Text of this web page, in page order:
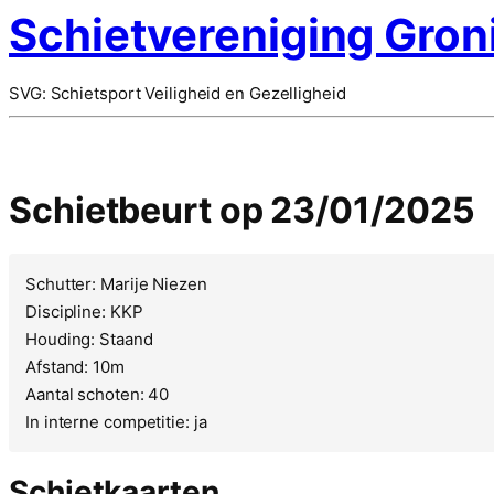
Schietvereniging
SVG: Schietsport Veiligheid en Gezelligheid
Schietbeurt op 23/01/2025
Schutter: Marije Niezen
Discipline: KKP
Houding: Staand
Afstand: 10m
Aantal schoten: 40
In interne competitie: ja